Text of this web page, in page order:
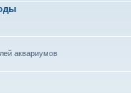
аквариумов